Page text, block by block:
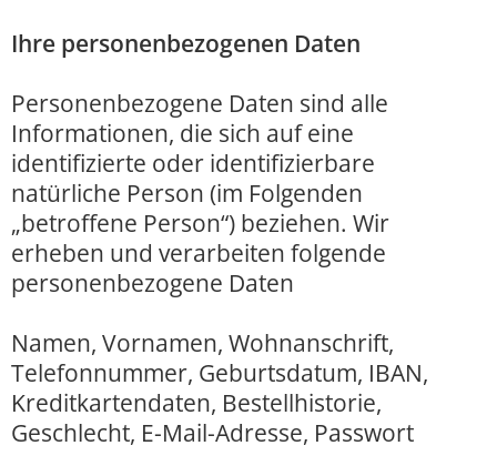
Ihre personenbezogenen Daten
Personenbezogene Daten sind alle
Informationen, die sich auf eine
identifizierte oder identifizierbare
natürliche Person (im Folgenden
„betroffene Person“) beziehen. Wir
erheben und verarbeiten folgende
personenbezogene Daten
Namen, Vornamen, Wohnanschrift,
Telefonnummer, Geburtsdatum, IBAN,
Kreditkartendaten, Bestellhistorie,
Geschlecht, E-Mail-Adresse, Passwort